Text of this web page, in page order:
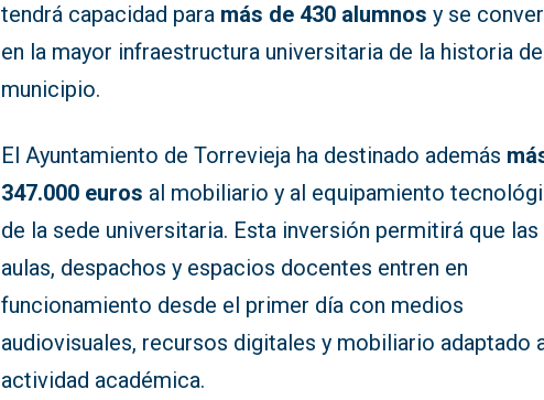
tendrá capacidad para más de 430 alumnos y se
en la mayor infraestructura universitaria de la historia
municipio.
El Ayuntamiento de Torrevieja ha destinado además
347.000 euros al mobiliario y al equipamiento
de la sede universitaria. Esta inversión permitirá que las
aulas, despachos y espacios docentes entren en
funcionamiento desde el primer día con medios
audiovisuales, recursos digitales y mobiliario adaptado
actividad académica.